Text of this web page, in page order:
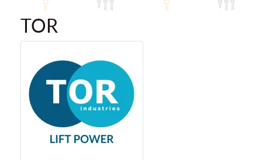
TOR